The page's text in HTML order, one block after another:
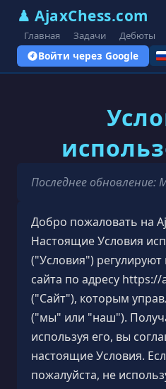
♟ AjaxChess.com
Главная Задачи Дебюты
Войти через Google
Последнее обновление:
Добро пожаловать на
Настоящие Условия
("Условия")
сайта по адресу https://
("Сайт"), которым
("мы" или "наш").
используя его, вы
настоящие Условия.
пожалуйста, не